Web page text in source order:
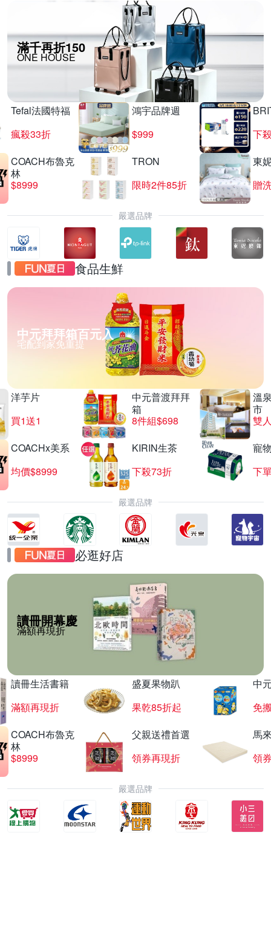
滿千再折150
ONE HOUSE
Tefal法國特福
瘋殺33折
鴻宇品牌週
$999
下
COACH布魯克
林
$8999
TRON
限時2件85折
東
贈
嚴選品牌
食品生鮮
中元拜拜箱百元入
宅配到家免重提
洋芋片
買1送1
中元普渡拜拜
箱
8件組$698
溫
市
COACHx美系
均價$8999
KIRIN生茶
下殺73折
寵
下
嚴選品牌
必逛好店
讀冊開幕慶
滿額再現折
讀冊生活書籍
滿額再現折
盛夏果物趴
果乾85折起
中
免
COACH布魯克
林
$8999
父親送禮首選
領券再現折
馬
領
嚴選品牌